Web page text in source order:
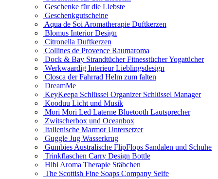
Geschenke für die Liebste
Geschenkgutscheine
Aqua de Soi Aromatherapie Duftkerzen
Blomus Interior Design
Citronella Duftkerzen
Collines de Provence Raumaroma
Dock & Bay Strandtücher Fitnesstücher Yogatücher
Werkwaardig Interieur Lieblingsdesign
Closca der Fahrrad Helm zum falten
DreamMe
KeyKeepa Schlüssel Organizer Schlüssel Manager
Kooduu Licht und Musik
Mori Mori Led Laterne Bluetooth Lautsprecher
Zwitscherbox und Oceanbox
Italienische Marmor Untersetzer
Guggle Jug Wasserkrug
Gumbies Australische FlipFlops Sandalen und Schuhe
Trinkflaschen Carry Design Bottle
Hibi Aroma Therapie Stäbchen
The Scottish Fine Soaps Company Seife